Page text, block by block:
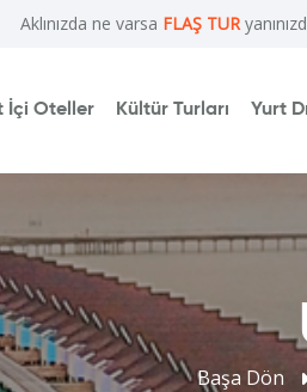
Aklınızda ne varsa FLAŞ TUR
İçi Oteller Kültür Turları Yurt
Başa Dön